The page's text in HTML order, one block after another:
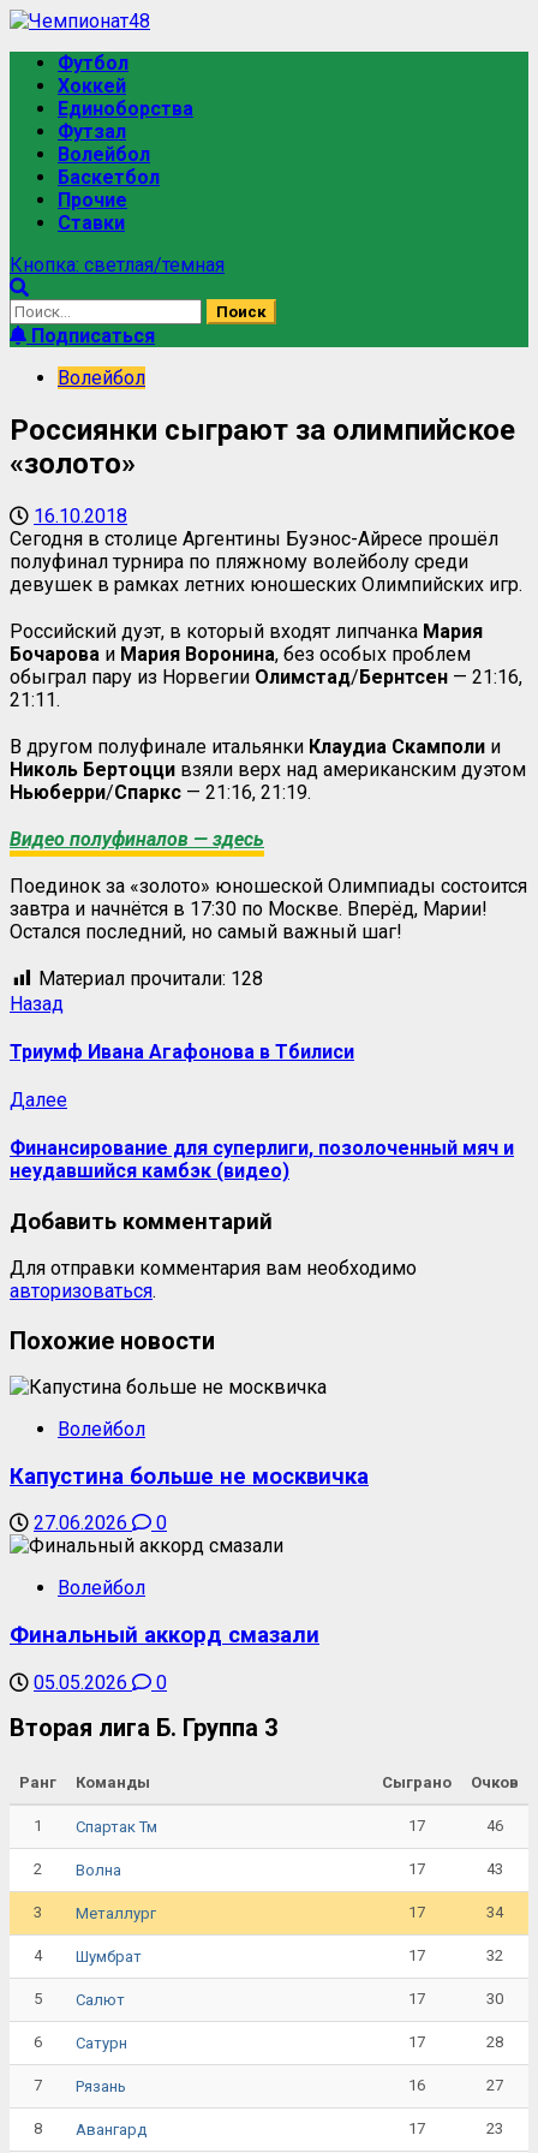
Футбол
Хоккей
Единоборства
Футзал
Волейбол
Баскетбол
Прочие
Ставки
Кнопка: светлая/темная
Подписаться
Волейбол
Россиянки сыграют за олимпийское
«золото»
16.10.2018
Сегодня в столице Аргентины Буэнос-Айресе прошёл
полуфинал турнира по пляжному волейболу среди
девушек в рамках летних юношеских Олимпийских игр.
Российский дуэт, в который входят липчанка Мария
Бочарова и Мария Воронина, без особых проблем
обыграл пару из Норвегии Олимстад/Бернтсен — 21:16,
21:11.
В другом полуфинале итальянки Клаудиа Скамполи и
Николь Бертоцци взяли верх над американским дуэтом
Ньюберри/Спаркс — 21:16, 21:19.
Видео полуфиналов — здесь
Поединок за «золото» юношеской Олимпиады состоится
завтра и начнётся в 17:30 по Москве. Вперёд, Марии!
Остался последний, но самый важный шаг!
Материал прочитали: 128
Назад
Триумф Ивана Агафонова в Тбилиси
Далее
Финансирование для суперлиги, позолоченный мяч и
неудавшийся камбэк (видео)
Добавить комментарий
Для отправки комментария вам необходимо
авторизоваться.
Похожие новости
Волейбол
Капустина больше не москвичка
27.06.2026 0
Волейбол
Финальный аккорд смазали
05.05.2026 0
Вторая лига Б. Группа 3
Ранг Команды Сыграно Очков
1 Спартак Тм 17 46
2 Волна 17 43
3 Металлург 17 34
4 Шумбрат 17 32
5 Салют 17 30
6 Сатурн 17 28
7 Рязань 16 27
8 Авангард 17 23